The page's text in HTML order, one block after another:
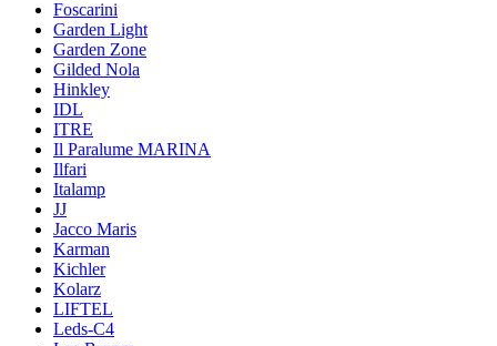
Foscarini
Garden Light
Garden Zone
Gilded Nola
Hinkley
IDL
ITRE
Il Paralume MARINA
Ilfari
Italamp
JJ
Jacco Maris
Karman
Kichler
Kolarz
LIFTEL
Leds-C4